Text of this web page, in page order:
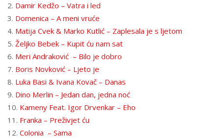
2. Damir Kedžo – Vatra i led
3. Domenica – A meni vruće
4. Matija Cvek & Marko Kutlić – Zaplesala je s ljetom
5. Željko Bebek – Kupit ću nam sat
6. Meri Andraković – Bilo je dobro
7. Boris Novković – Ljeto je
8. Luka Basi & Ivana Kovač – Danas
9. Dino Merlin – Jedan dan, jedna noć
10. Kameny Feat. Igor Drvenkar – Eho
11. Franka – Preživjet ću
12. Colonia – Sama